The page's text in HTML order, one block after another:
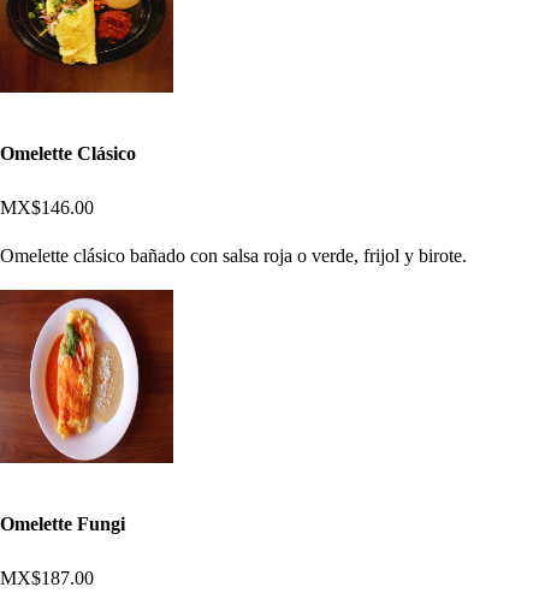
Omelette Clásico
MX$146.00
Omelette clásico bañado con salsa roja o verde, frijol y birote.
Omelette Fungi
MX$187.00